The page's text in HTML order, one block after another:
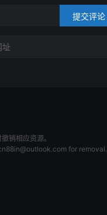
提交评论
销相应资源。
for removal.